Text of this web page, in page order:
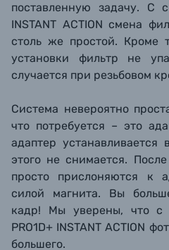
поставленную задачу. С
INSTANT ACTION смена
столь же простой. Кроме
установки фильтр не
случается при резьбовом
Система невероятно
что потребуется – это
адаптер
этого не снимается.
просто прислоняются к
силой магнита. Вы
кадр! Мы уверены, что с
PRO1D+ INSTANT ACTION
большего.